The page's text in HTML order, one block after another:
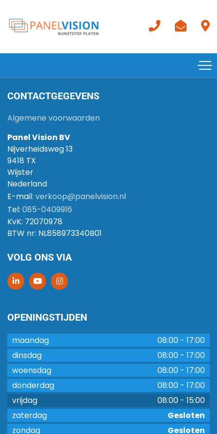
CONTACTGEGEVENS
Algemene voorwaarden
Panel Vision BV
Nijverheidsweg 13
9418 TX
Wijster
Nederland
E-mail: verkoop@panelvision.nl
Tel: 085-0409916
KvK: 72070978
BTW nr: NL858973340B01
VOLG ONS VIA
OPENINGSTIJDEN
maandag 08:00 - 17:00
dinsdag
08:00 - 17:00
woensdag
08:00 - 17:00
donderdag
08:00 - 17:00
vrijdag
08:00 - 15:00
zaterdag
Gesloten
zondag
Gesloten